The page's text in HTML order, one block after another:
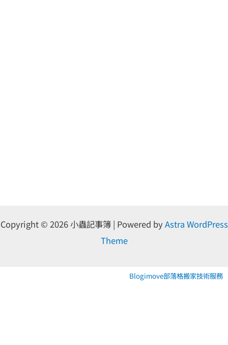
Copyright © 2026 小蟲記事簿 | Powered byAstra WordPress
Theme
Blogimove部落格搬家技術服務